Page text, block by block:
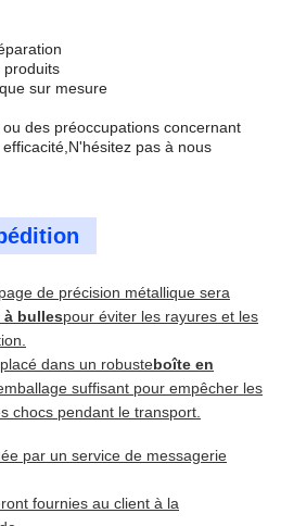
produits
sur mesure
des préoccupations concernant
pas à nous
de précision métallique sera
à bullespour éviter les rayures et les
dans un robusteboîte en
suffisant pour empêcher les
chocs pendant le transport.
par un service de messagerie
fournies au client à la